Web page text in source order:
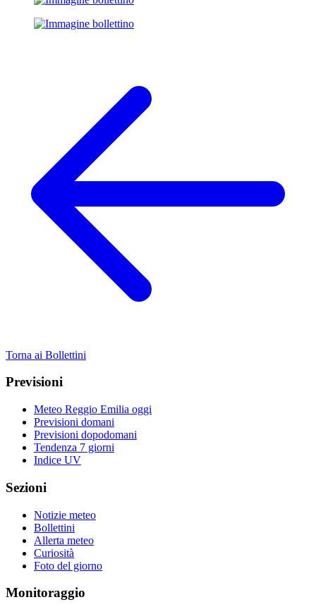
Torna ai Bollettini
Previsioni
Meteo Reggio Emilia oggi
Previsioni domani
Previsioni dopodomani
Tendenza 7 giorni
Indice UV
Sezioni
Notizie meteo
Bollettini
Allerta meteo
Curiosità
Foto del giorno
Monitoraggio